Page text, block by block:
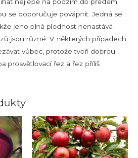
nejlépe na podzim do předem
se doporučuje povápnit. Jedná se
jeho plná plodnost nenastává
jsou různé. V některých případech
vůbec, protože tvoří dobrou
prosvětlovací řez a řez příliš